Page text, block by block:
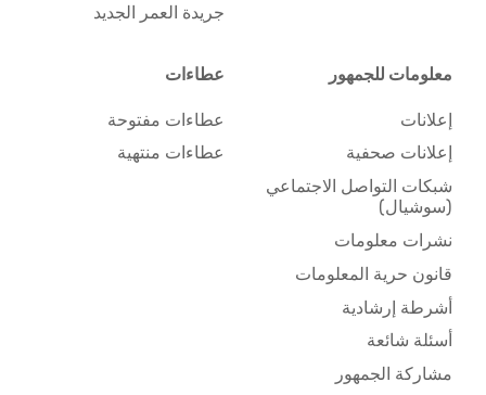
جريدة العمر الجديد
معلومات للجمهور
إعلانات
إعلانات صحفية
شبكات التواصل الاجتماعي
(سوشيال)
نشرات معلومات
قانون حرية المعلومات
أشرطة إرشادية
أسئلة شائعة
مشاركة الجمهور
عطاءات
عطاءات مفتوحة
عطاءات منتهية